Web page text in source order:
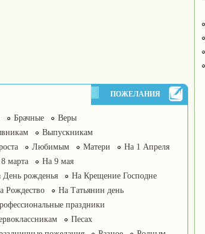
ПОЖЕЛАНИЯ
Брачные
Веры
Выпускникам
Любимым Матери
На 1 Апреля
марта
На 9 мая
День рожденья
На Крещение Господне
Рождество
На Татьянин день
праздники
Песах